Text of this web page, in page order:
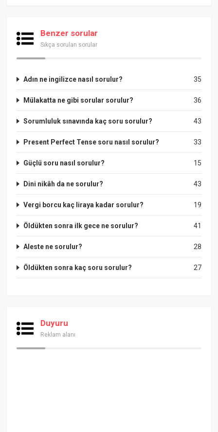
Benzer sorular
Sıkça sorulan sorular
35
Adın ne ingilizce nasıl sorulur?
36
Mülakatta ne gibi sorular sorulur?
43
Sorumluluk sınavında kaç soru sorulur?
33
Present Perfect Tense soru nasıl sorulur?
15
Güçlü soru nasıl sorulur?
43
Dini nikâh da ne sorulur?
19
Vergi borcu kaç liraya kadar sorulur?
41
Öldükten sonra ilk gece ne sorulur?
28
Aleste ne sorulur?
27
Öldükten sonra kaç soru sorulur?
Duyuru
Reklam alanı